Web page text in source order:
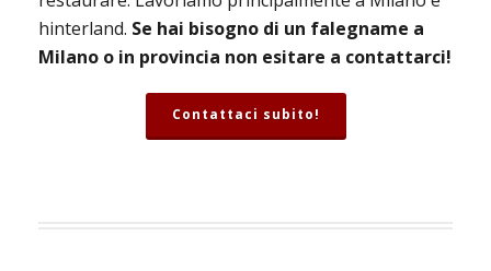
hinterland. Se hai bisogno di un falegname a
Milano o in provincia non esitare a contattarci!
Contattaci subito!